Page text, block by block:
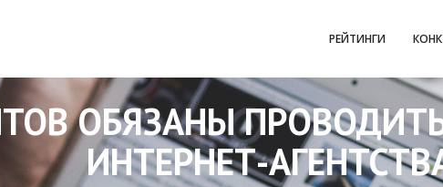
РЕЙТИНГИ
ОБЯЗАНЫ
ИНТЕРНЕТ-